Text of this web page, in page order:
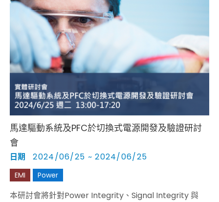
馬達驅動系統及PFC於切換式電源開發及驗證研討
會
日期 2024/06/25 ~ 2024/06/25
EMI Power
本研討會將針對Power Integrity、Signal Integrity 與